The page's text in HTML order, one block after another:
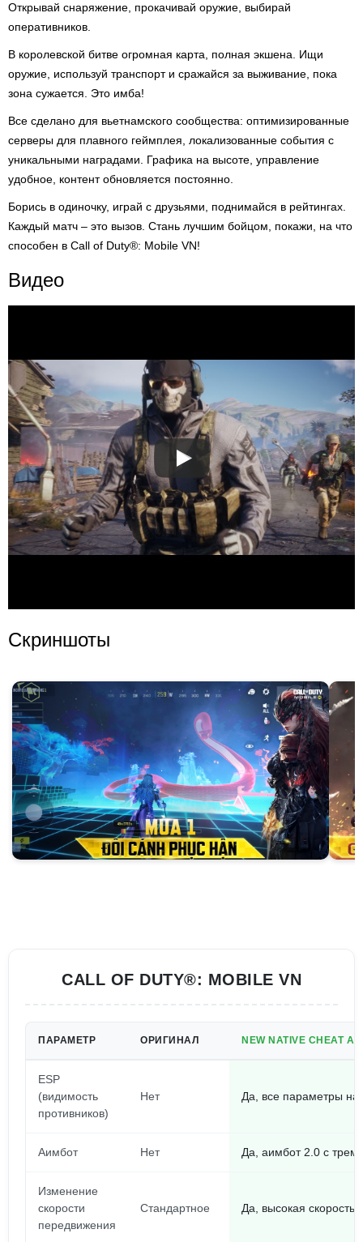
Открывай снаряжение, прокачивай оружие, выбирай
оперативников.
В королевской битве огромная карта, полная экшена. Ищи
оружие, используй транспорт и сражайся за выживание, пока
зона сужается. Это имба!
Все сделано для вьетнамского сообщества: оптимизированные
серверы для плавного геймплея, локализованные события с
уникальными наградами. Графика на высоте, управление
удобное, контент обновляется постоянно.
Борись в одиночку, играй с друзьями, поднимайся в рейтингах.
Каждый матч – это вызов. Стань лучшим бойцом, покажи, на что
способен в Call of Duty®: Mobile VN!
Видео
Скриншоты
CALL OF DUTY®: MOBILE VN
ПАРАМЕТР ОРИГИНАЛ NEW NATIVE CHEAT
ESP
(видимость
противников)
Нет Да, все параметры на
Аимбот Нет Да, аимбот 2.0 с
Изменение
скорости
передвижения
Стандартное Да, высокая скорость